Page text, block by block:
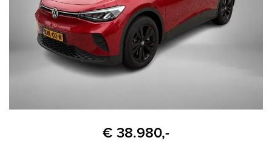
€ 38.980,-